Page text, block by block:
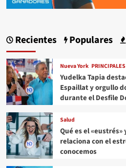
Recientes Populares
Nueva York PRINCIPALES
Yudelka Tapia
Espaillat y orgullo
durante el Desfile
Salud
Qué es el «eustrés»
relaciona con el
conocemos